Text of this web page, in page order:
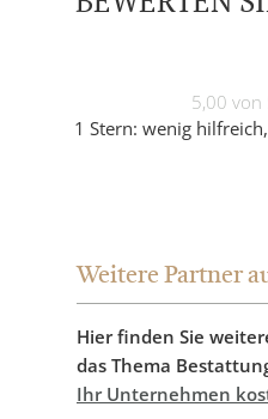
5,00 von
1 Stern: wenig
Weitere Partner
Hier finden Sie
das Thema
Ihr Unternehmen